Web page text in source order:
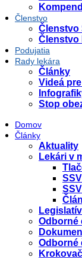
Členstvo
Členstvo
Členstvo
Podujatia
Rady lekára
Články
Videá
Stop
Domov
Články
Aktuality
Lekári v
Odborné
Odborné